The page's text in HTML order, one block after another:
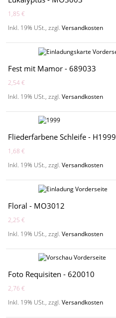
1,85 €
Inkl. 19% USt.,zzgl.Versandkosten
Fest mit Mamor - 689033
2,54 €
Inkl. 19% USt.,zzgl.Versandkosten
Fliederfarbene Schleife - H1999
1,68 €
Inkl. 19% USt.,zzgl.Versandkosten
Floral - MO3012
2,25 €
Inkl. 19% USt.,zzgl.Versandkosten
Foto Requisiten - 620010
2,76 €
Inkl. 19% USt.,zzgl.Versandkosten